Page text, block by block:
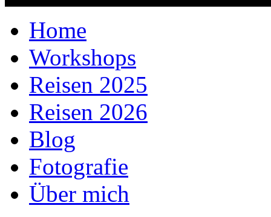
Home
Workshops
Reisen 2025
Reisen 2026
Blog
Fotografie
Über mich